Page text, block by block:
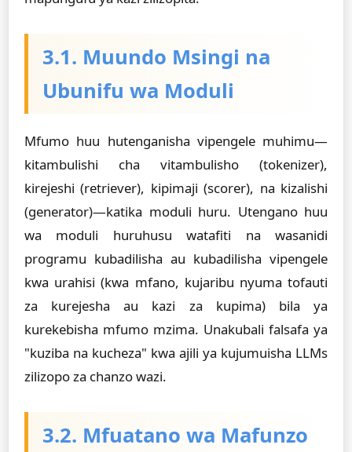
3.1. Muundo Msingi na
Ubunifu wa Moduli
Mfumo huu hutenganisha vipengele muhimu—
kitambulishi cha vitambulisho (tokenizer),
kirejeshi (retriever), kipimaji (scorer), na kizalishi
(generator)—katika moduli huru. Utengano huu
wa moduli huruhusu watafiti na wasanidi
programu kubadilisha au kubadilisha vipengele
kwa urahisi (kwa mfano, kujaribu nyuma tofauti
za kurejesha au kazi za kupima) bila ya
kurekebisha mfumo mzima. Unakubali falsafa ya
"kuziba na kucheza" kwa ajili ya kujumuisha LLMs
zilizopo za chanzo wazi.
3.2. Mfuatano wa Mafunzo